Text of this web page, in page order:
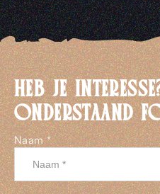
HEB JE
ONDERSTAAND
Naam *